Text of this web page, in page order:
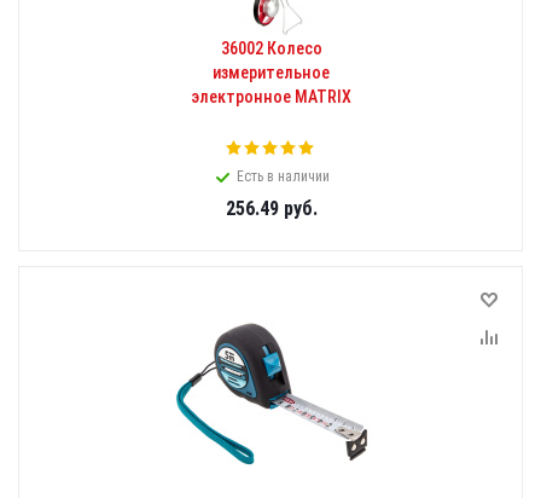
36002 Колесо
измерительное
электронное MATRIX
Есть в наличии
256.49руб.